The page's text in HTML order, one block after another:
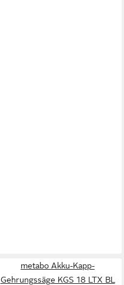
metabo Akku-Kapp-
Gehrungssäge KGS 18 LTX BL